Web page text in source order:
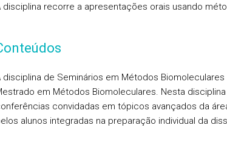
disciplina recorre a apresentações orais usando
disciplina de Seminários em Métodos
em Métodos Biomoleculares. Nesta
convidadas em tópicos avançados da
alunos integradas na preparação individual da